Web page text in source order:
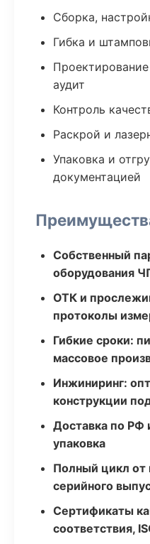
Сборка,
Гибка и
аудит
Контроль
Раскрой и
Упаковка и
документацией
Собственный
оборудования
ОТК и
протоколы
Гибкие сроки:
массовое
Инжиниринг:
конструкции
Доставка по РФ
упаковка
Полный цикл от
серийного
Сертификаты
соответствия,